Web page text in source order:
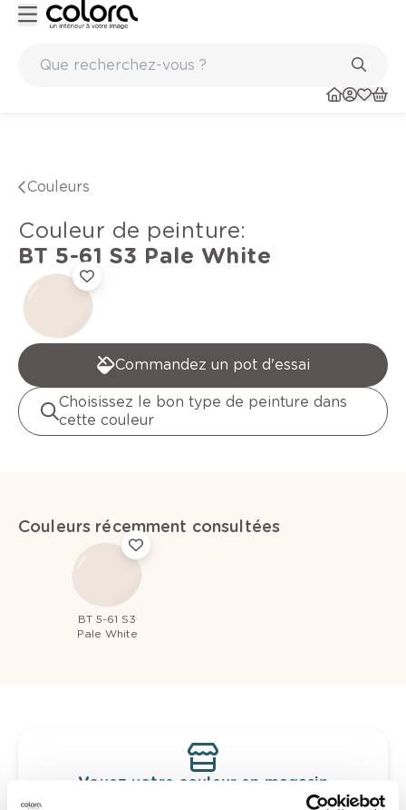
Couleurs
Couleur de peinture:
BT 5-61 S3 Pale White
Commandez un pot d'essai
Choisissez le bon type de peinture dans
cette couleur
Couleurs récemment consultées
BT 5-61 S3
Pale White
Voyez votre couleur en magasin
Découvrez des échantillons de votre